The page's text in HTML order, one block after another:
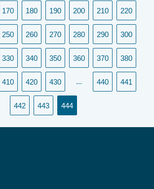
170 180 190 200 210 220
250 260 270 280 290 300
330 340 350 360 370 380
410 420 430 ... 440 441
442 443 444(current)